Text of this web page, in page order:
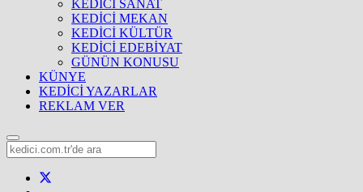
KEDİCİ SANAT
KEDİCİ MEKAN
KEDİCİ KÜLTÜR
KEDİCİ EDEBİYAT
GÜNÜN KONUSU
KÜNYE
KEDİCİ YAZARLAR
REKLAM VER